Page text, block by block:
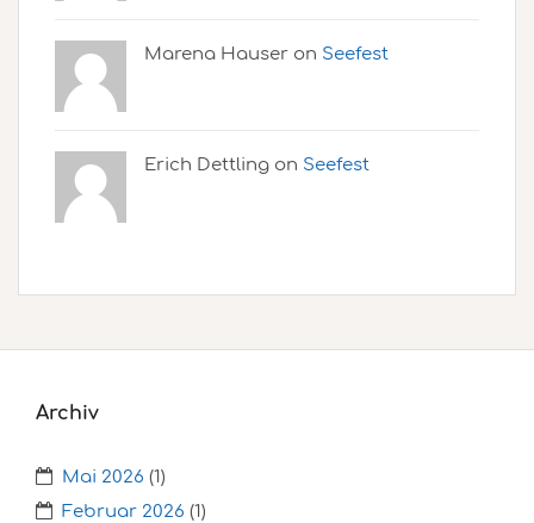
Marena Hauser on Seefest
Erich Dettling on Seefest
Archiv
Mai 2026 (1)
Februar 2026 (1)